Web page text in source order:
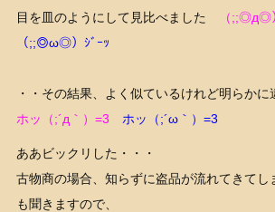
目を皿のようにして見比べました （;;◎д◎
（;;◎ω◎）ｼﾞｰｯ
・・その結果、よく似ているけれど明らかに
ホッ（;´д｀）=3
ホッ（;´ω｀）=3
ああビックリした・・・
古物商の場合、知らずに盗品が流れてきてし
も聞きますので、